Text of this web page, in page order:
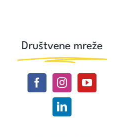
Društvene mreže